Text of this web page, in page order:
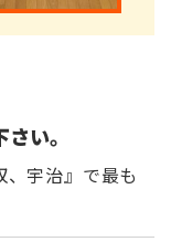
い。
宇治』で最も